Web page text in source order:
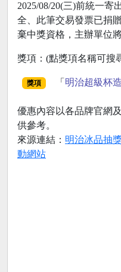
2025/08/20(三)前統一寄
全、此筆交易發票已捐
棄中獎資格，主辦單位
獎項：(點獎項名稱可搜
獎項 「 明治超級杯
優惠內容以各品牌官網
供參考。
來源連結： 明治冰品抽
動網站